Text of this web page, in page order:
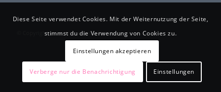
© Copyright www.kettner-schlosserei.de
Diese Seite verwendet Cookies. Mit der Weiternutzung der Seite,
stimmst du die Verwendung von Cookies zu.
Einstellungen akzeptieren
Verberge nur die Benachrichtigung Einstellungen